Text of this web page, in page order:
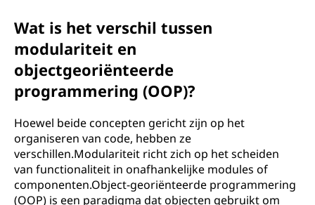
Wat is het verschil tussen
modulariteit en
objectgeoriënteerde
programmering (OOP)?
Hoewel beide concepten gericht zijn op het
organiseren van code, hebben ze
verschillen.Modulariteit richt zich op het scheiden
van functionaliteit in onafhankelijke modules of
componenten.Object-georiënteerde programmering
(OOP) is een paradigma dat objecten gebruikt om